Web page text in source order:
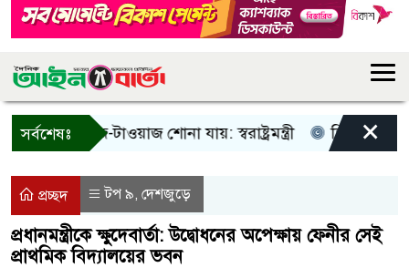
সর্বশেষঃ
শুধু আওয়াজ-টাওয়াজ শোনা যায়: স্বরাষ্ট্রমন্ত্রী তিন দিনের
×
প্রচ্ছদ টপ ৯, দেশজুড়ে
প্রধানমন্ত্রীকে ক্ষুদেবার্তা: উদ্বোধনের অপেক্ষায় ফেনীর সেই
প্রাথমিক বিদ্যালয়ের ভবন